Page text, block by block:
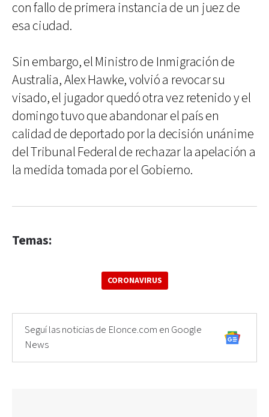
con fallo de primera instancia de un juez de
esa ciudad.
Sin embargo, el Ministro de Inmigración de
Australia, Alex Hawke, volvió a revocar su
visado, el jugador quedó otra vez retenido y el
domingo tuvo que abandonar el país en
calidad de deportado por la decisión unánime
del Tribunal Federal de rechazar la apelación a
la medida tomada por el Gobierno.
Temas:
CORONAVIRUS
Seguí las noticias de Elonce.com en Google
News